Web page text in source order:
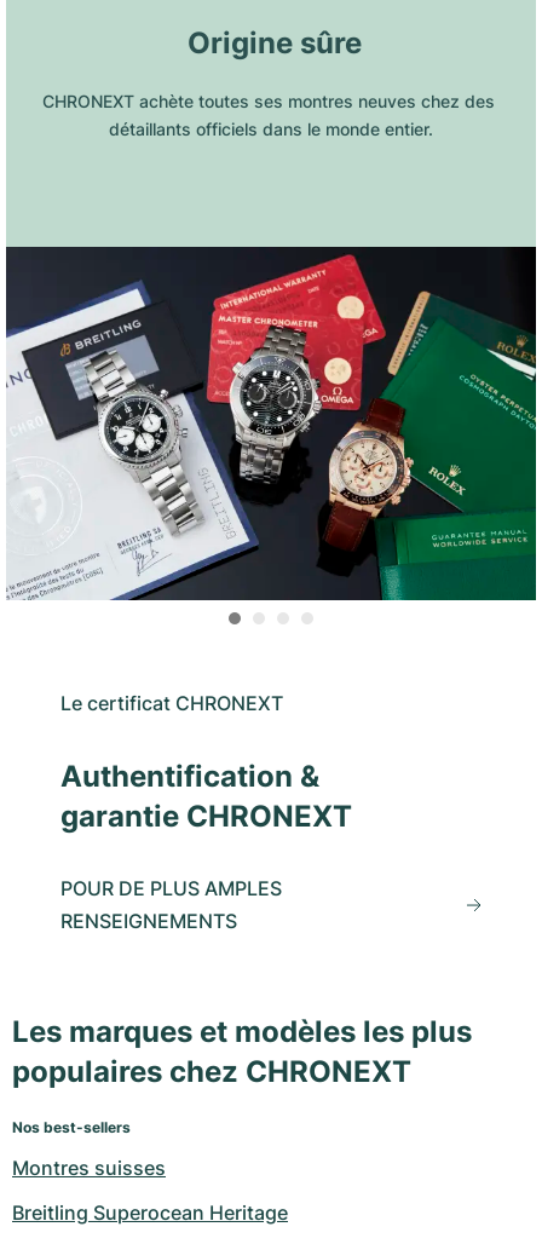
Origine sûre
CHRONEXT achète toutes ses montres neuves chez des
détaillants officiels dans le monde entier.
Le certificat CHRONEXT
Authentification &
garantie CHRONEXT
POUR DE PLUS AMPLES
RENSEIGNEMENTS
Les marques et modèles les plus
populaires chez CHRONEXT
Nos best-sellers
Montres suisses
Breitling Superocean Heritage